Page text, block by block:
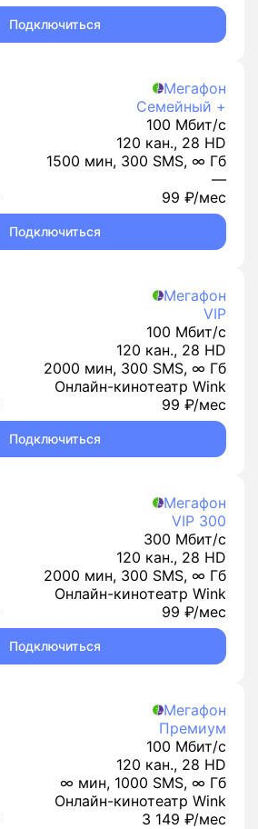
Подключиться
Мегафон
Семейный +
100 Мбит/с
120 кан., 28 HD
1500 мин, 300 SMS, ∞ Гб
—
99 ₽/мес
Подключиться
Мегафон
VIP
100 Мбит/с
120 кан., 28 HD
2000 мин, 300 SMS, ∞ Гб
Онлайн-кинотеатр Wink
99 ₽/мес
Подключиться
Мегафон
VIP 300
300 Мбит/с
120 кан., 28 HD
2000 мин, 300 SMS, ∞ Гб
Онлайн-кинотеатр Wink
99 ₽/мес
Подключиться
Мегафон
Премиум
100 Мбит/с
120 кан., 28 HD
∞ мин, 1000 SMS, ∞ Гб
Онлайн-кинотеатр Wink
3 149 ₽/мес